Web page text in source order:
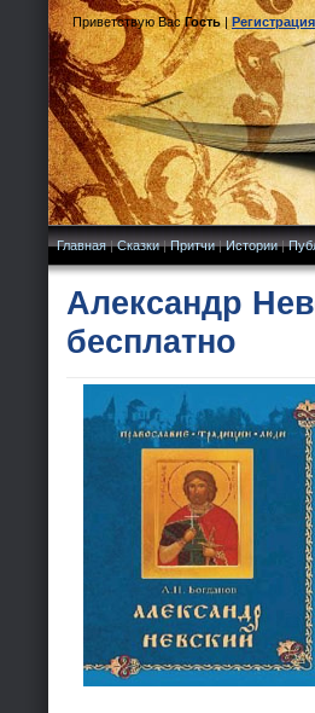
Приветствую Вас Гость|Регистрация
Главная|Сказки|Притчи|Истории|
Александр
бесплатно